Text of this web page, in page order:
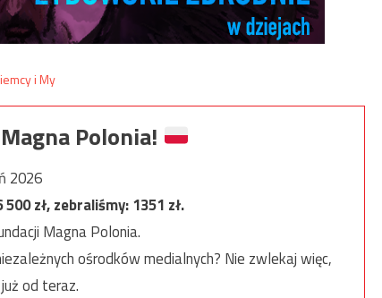
Polonia!
2026
500zł, zebraliśmy:1351 zł.
Magna Polonia.
ośrodków medialnych? Nie zwlekaj więc,
od teraz.